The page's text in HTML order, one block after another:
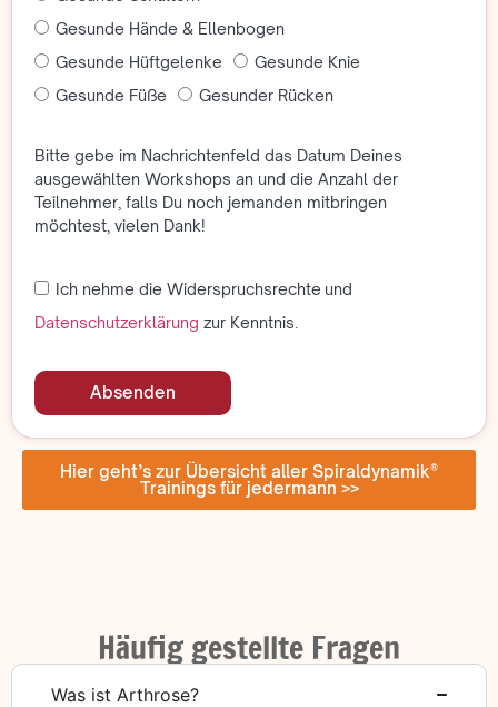
Gesunde Hände & Ellenbogen
Gesunde Hüftgelenke
Gesunde Knie
Gesunde Füße
Gesunder Rücken
Bitte gebe im Nachrichtenfeld das Datum Deines
ausgewählten Workshops an und die Anzahl der
Teilnehmer, falls Du noch jemanden mitbringen
möchtest, vielen Dank!
Ich nehme die Widerspruchsrechte und
Datenschutzerklärung zur Kenntnis.
Absenden
Hier geht’s zur Übersicht aller Spiraldynamik®
Trainings für jedermann >>
Häufig gestellte Fragen
Was ist Arthrose?